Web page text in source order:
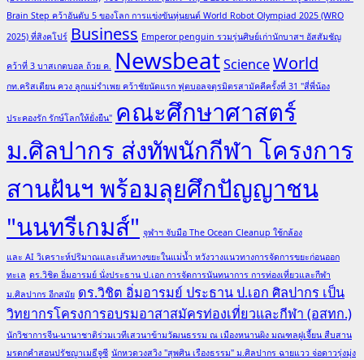
Brain Step คว้าอันดับ 5 ของโลก การแข่งขันหุ่นยนต์ World Robot Olympiad 2025 (WRO
2025) ที่สิงคโปร์ Business Emperor penguin รวมรุ่นศิษย์เก่านักบาสฯ อัสสัมชัญ
คว้าที่ 3 บาสเกตบอล ถ้วย ค. NewsbeatScienceWorld
กท.คริสเตียน ควง ลูกแม่รำเพย คว้าชัยนัดแรก ฟุตบอลจตุรมิตรสามัคคีครั้งที่ 31 "สี่พี่น้อง
ประคองรัก รักษ์โลกให้ยั่งยืน" คณะศึกษาศาสตร์
ม.ศิลปากร ส่งทัพนักกีฬา โครงการ
สานฝันฯ พร้อมลุยศึกปัญญาชน
"นนทรีเกมส์" จุฬาฯ จับมือ The Ocean Cleanup ใช้กล้อง
และ AI วิเคราะห์ปริมาณและเส้นทางขยะในแม่น้ำ หวังวางแนวทางการจัดการขยะก่อนออก
ทะเล ดร.วิชิต อิ่มอารมย์ นั่งประธาน ป.เอก การจัดการนันทนาการ การท่องเที่ยวและกีฬา
ม.ศิลปากร อีกสมัย ดร.วิชิต อิ่มอารมย์ ประธาน ป.เอก ศิลปากร เป็น
วิทยากรโครงการอบรมอาสาสมัครท่องเที่ยวและกีฬา (อสทก.)
นักวิชาการจีน-นานาชาติร่วมเวทีเสวนาข้ามวัฒนธรรม ณ เมืองหนานผิง มณฑลฝูเจี้ยน สืบสาน
มรดกคำสอนปรัชญาเมธีจูซี นักหวดวงสวิง "สุพศิน เรืองธรรม" ม.ศิลปากร ฉายแวว จ่อดาวรุ่งมุ่ง